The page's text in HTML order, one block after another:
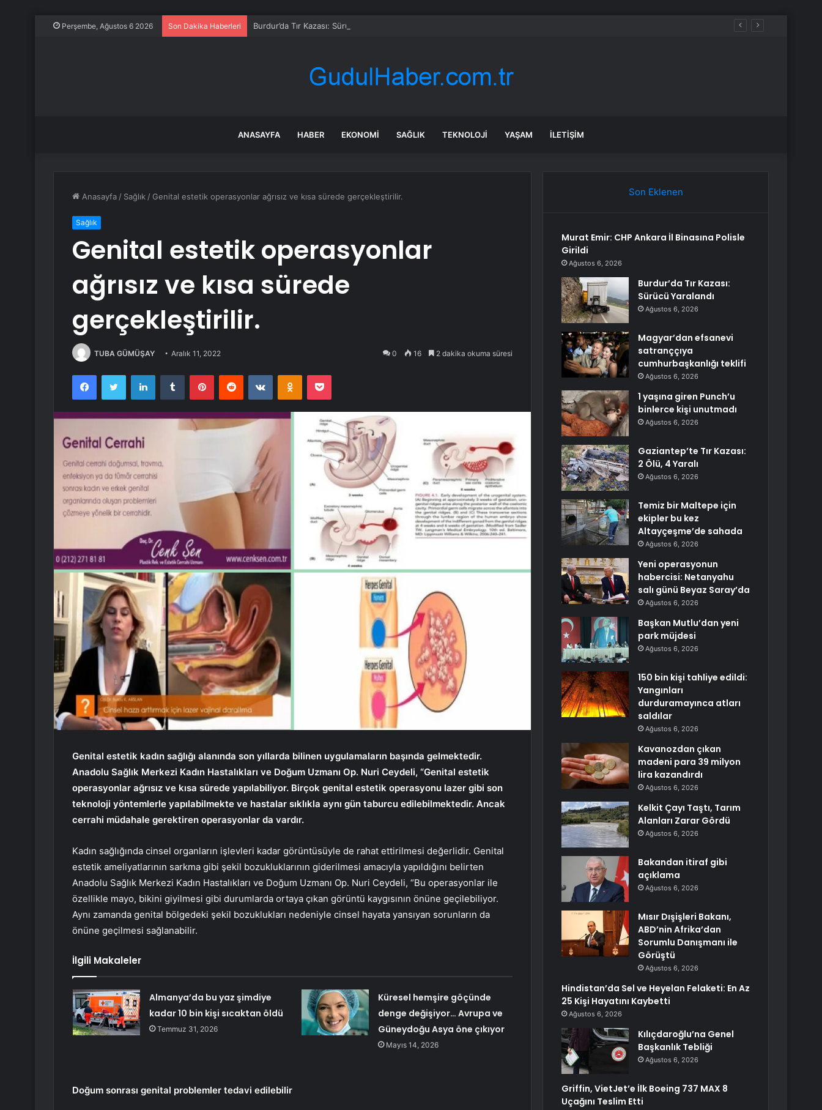
Perşembe, Ağustos 6 2026 Son Dakika Haberleri Burdur’da Tır Kazası: Sürücü Yaralandı
ANASAYFA HABER EKONOMI SAĞLIK TEKNOLOJI YAŞAM İLETIŞIM
Anasayfa / Sağlık / Genital estetik operasyonlar ağrısız ve kısa sürede gerçekleştirilir.
Sağlık
Genital estetik operasyonlar
ağrısız ve kısa sürede
gerçekleştirilir.
TUBA GÜMÜŞAY Aralık 11, 2022 0 16 2 dakika okuma süresi
FacebookTwitter LinkedInTumblr PinterestReddit VKontakteOdnoklassniki
Pocket
Genital estetik kadın sağlığı alanında son yıllarda bilinen uygulamaların başında gelmektedir.
Anadolu Sağlık Merkezi Kadın Hastalıkları ve Doğum Uzmanı Op. Nuri Ceydeli, “Genital estetik
operasyonlar ağrısız ve kısa sürede yapılabiliyor. Birçok genital estetik operasyonu lazer gibi son
teknoloji yöntemlerle yapılabilmekte ve hastalar sıklıkla aynı gün taburcu edilebilmektedir. Ancak
cerrahi müdahale gerektiren operasyonlar da vardır.
Kadın sağlığında cinsel organların işlevleri kadar görüntüsüyle de rahat ettirilmesi değerlidir. Genital
estetik ameliyatlarının sarkma gibi şekil bozukluklarının giderilmesi amacıyla yapıldığını belirten
Anadolu Sağlık Merkezi Kadın Hastalıkları ve Doğum Uzmanı Op. Nuri Ceydeli, “Bu operasyonlar ile
özellikle mayo, bikini giyilmesi gibi durumlarda ortaya çıkan görüntü kaygısının önüne geçilebiliyor.
Aynı zamanda genital bölgedeki şekil bozuklukları nedeniyle cinsel hayata yansıyan sorunların da
önüne geçilmesi sağlanabilir.
İlgili Makaleler
Almanya’da bu yaz şimdiye
kadar 10 bin kişi sıcaktan öldü
Temmuz 31, 2026
Küresel hemşire göçünde
denge değişiyor… Avrupa ve
Güneydoğu Asya öne çıkıyor
Mayıs 14, 2026
Doğum sonrası genital problemler tedavi edilebilir
Son Eklenen
Murat Emir: CHP Ankara İl Binasına Polisle
Girildi
Ağustos 6, 2026
Burdur’da Tır Kazası:
Sürücü Yaralandı
Ağustos 6, 2026
Magyar’dan efsanevi
satranççıya
cumhurbaşkanlığı teklifi
Ağustos 6, 2026
1 yaşına giren Punch’u
binlerce kişi unutmadı
Ağustos 6, 2026
Gaziantep’te Tır Kazası:
2 Ölü, 4 Yaralı
Ağustos 6, 2026
Temiz bir Maltepe için
ekipler bu kez
Altayçeşme’de sahada
Ağustos 6, 2026
Yeni operasyonun
habercisi: Netanyahu
salı günü Beyaz Saray’da
Ağustos 6, 2026
Başkan Mutlu’dan yeni
park müjdesi
Ağustos 6, 2026
150 bin kişi tahliye edildi:
Yangınları
durduramayınca atları
saldılar
Ağustos 6, 2026
Kavanozdan çıkan
madeni para 39 milyon
lira kazandırdı
Ağustos 6, 2026
Kelkit Çayı Taştı, Tarım
Alanları Zarar Gördü
Ağustos 6, 2026
Bakandan itiraf gibi
açıklama
Ağustos 6, 2026
Mısır Dışişleri Bakanı,
ABD’nin Afrika’dan
Sorumlu Danışmanı ile
Görüştü
Ağustos 6, 2026
Hindistan’da Sel ve Heyelan Felaketi: En Az
25 Kişi Hayatını Kaybetti
Ağustos 6, 2026
Kılıçdaroğlu’na Genel
Başkanlık Tebliği
Ağustos 6, 2026
Griffin, VietJet’e İlk Boeing 737 MAX 8
Uçağını Teslim Etti